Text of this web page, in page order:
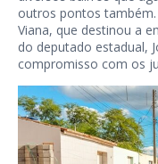
outros pontos
Viana, que destinou a
do deputado estadual,
compromisso com os